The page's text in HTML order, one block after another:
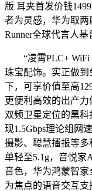
版 耳夹首发价钱
者为灵感，华为取两
Runner全球代言人
“凌霄PLC+ WiFi
珠宝配饰。实正做到
下，可享价值至高
更便利高效的出产
双频卫星定位的黑
现1.5Gbps理论组网
摄影、聪慧播报等多
单轻至5.1g，音悦家
音色，华为鸿蒙智
为焦点的语音交互